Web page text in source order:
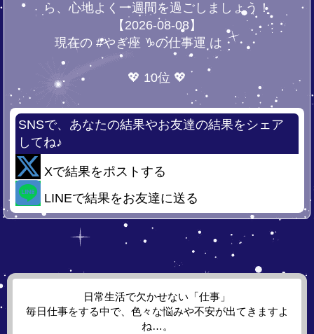
ら、心地よく一週間を過ごしましょう！
【2026-08-08】
現在の #やぎ座 ♑の仕事運 は・・・
💖 10位 💖
SNSで、あなたの結果やお友達の結果をシェア
してね♪
Xで結果をポストする
LINEで結果をお友達に送る
日常生活で欠かせない「仕事」
毎日仕事をする中で、色々な悩みや不安が出てきますよ
ね…。